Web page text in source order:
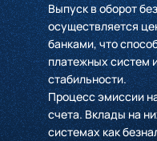
Выпуск в оборот
осуществляется
банками, что
платежных систем
стабильности.
Процесс эмиссии
счета. Вклады на
системах как